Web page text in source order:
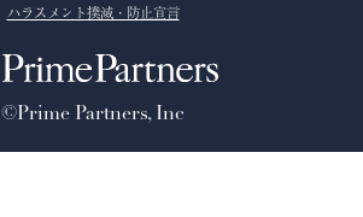
ハラスメント撲滅・防止宣言
©Prime Partners, Inc